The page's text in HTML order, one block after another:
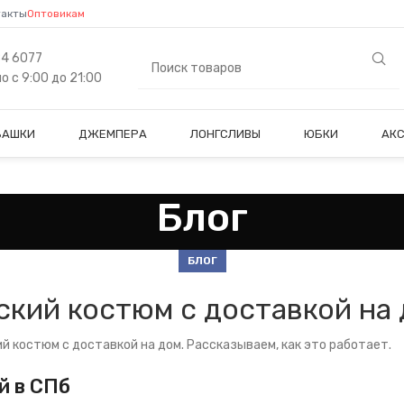
Оптовикам
6077
с 9:00 до 21:00
ДЖЕМПЕРА ЛОНГСЛИВЫ ЮБКИ
Блог
БЛОГ
костюм с доставкой
с доставкой на дом. Рассказываем, как это работает.
в СПб